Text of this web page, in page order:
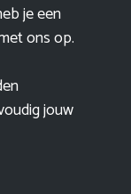
je een
ons op.
jouw